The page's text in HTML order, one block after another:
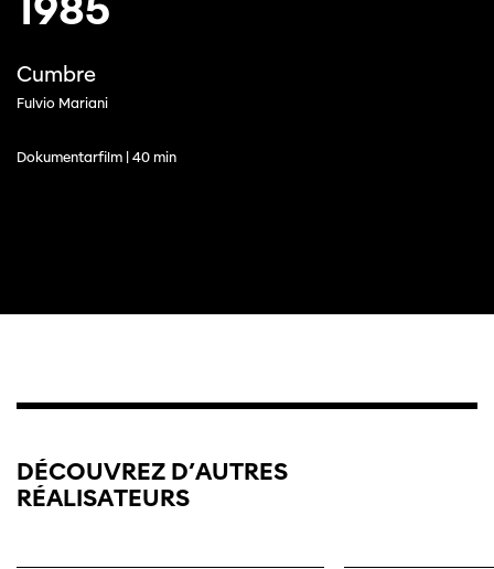
Cumbre
Fulvio Mariani
Dokumentarfilm | 40 min
DÉCOUVREZ D’AUTRES
RÉALISATEURS